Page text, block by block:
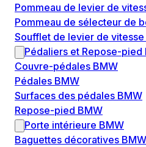
Pommeau de levier de
Pommeau de sélecteur de
Soufflet de levier de vitesse
Pédaliers et Repose-pied
Couvre-pédales BMW
Pédales BMW
Surfaces des pédales BMW
Repose-pied BMW
Porte intérieure BMW
Baguettes décoratives BMW